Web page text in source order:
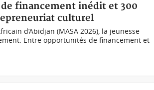
financement inédit et 300
culturel
d’Abidjan (MASA 2026), la jeunesse
Entre opportunités de financement et